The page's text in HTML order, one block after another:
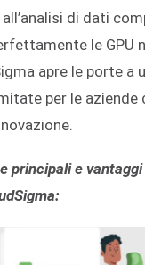
di dati
le GPU
apre le porte a
per le aziende
principali e vantaggi